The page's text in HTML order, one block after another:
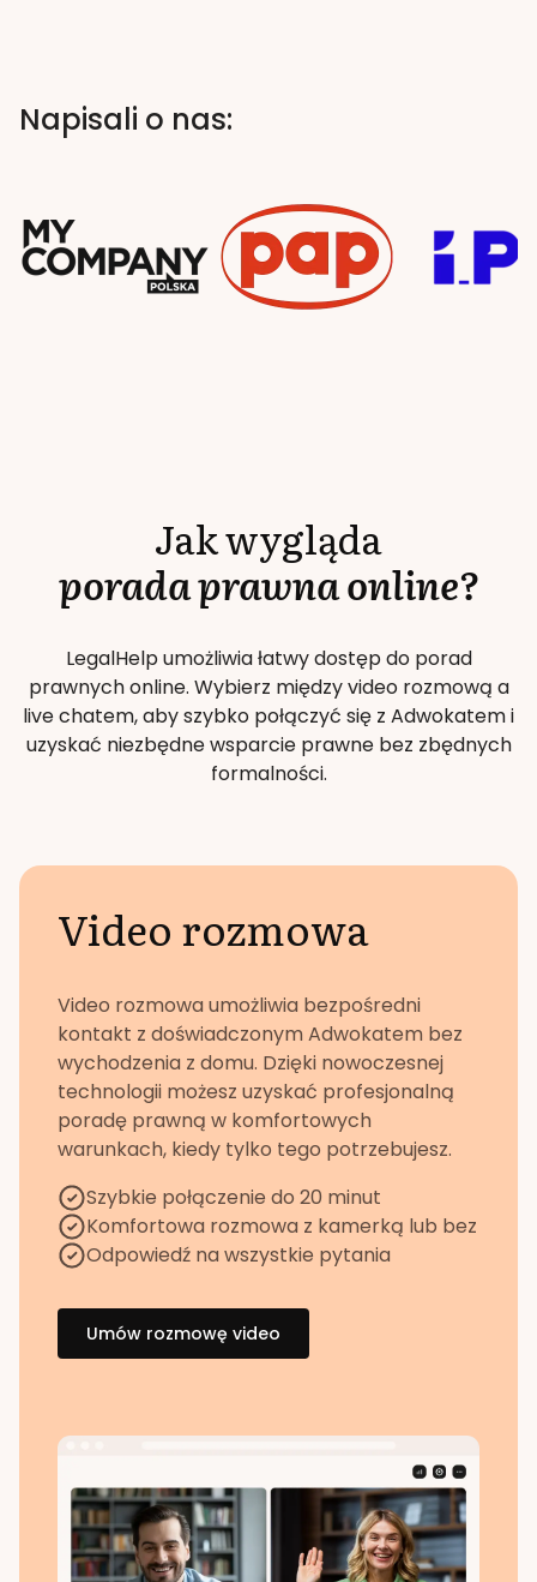
Napisali o nas:
Jak wygląda
porada prawna online?
LegalHelp umożliwia łatwy dostęp do porad
prawnych online. Wybierz między video rozmową a
live chatem, aby szybko połączyć się z Adwokatem i
uzyskać niezbędne wsparcie prawne bez zbędnych
formalności.
Video rozmowa
Video rozmowa umożliwia bezpośredni
kontakt z doświadczonym Adwokatem bez
wychodzenia z domu. Dzięki nowoczesnej
technologii możesz uzyskać profesjonalną
poradę prawną w komfortowych
warunkach, kiedy tylko tego potrzebujesz.
Szybkie połączenie do 20 minut
Komfortowa rozmowa z kamerką lub bez
Odpowiedź na wszystkie pytania
Umów rozmowę video